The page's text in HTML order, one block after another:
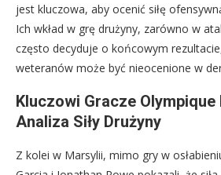
jest kluczowa, aby ocenić siłę
Ich wkład w grę drużyny, zarówno w
często decyduje o końcowym
weteranów może być nieocenione w
Kluczowi Gracze Olympique
Analiza Siły Drużyny
Z kolei w Marsylii, mimo gry w